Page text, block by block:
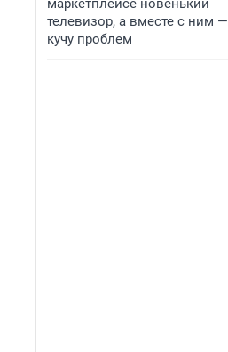
маркетплейсе новенький
телевизор, а вместе с ним —
кучу проблем